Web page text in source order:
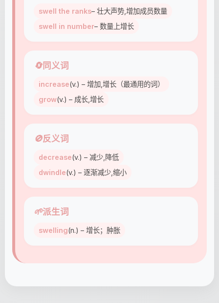
swell the ranks– 壮大声势,增加成员数量
swell in number– 数量上增长
🔄同义词
increase(v.) – 增加,增长（最通用的词）
grow(v.) – 成长,增长
🚫反义词
decrease(v.) – 减少,降低
dwindle(v.) – 逐渐减少,缩小
🌱派生词
swelling(n.) – 增长；肿胀